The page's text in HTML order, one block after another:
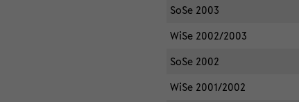
SoSe 2003
WiSe 2002/2003
SoSe 2002
WiSe 2001/2002